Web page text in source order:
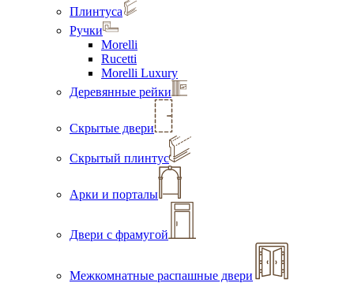
Плинтуса
Ручки
Morelli
Rucetti
Morelli Luxury
Деревянные рейки
Скрытые двери
Скрытый плинтус
Арки и порталы
Двери с фрамугой
Межкомнатные распашные двери